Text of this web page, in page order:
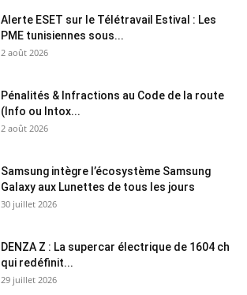
Alerte ESET sur le Télétravail Estival : Les
PME tunisiennes sous...
2 août 2026
Pénalités & Infractions au Code de la route
(Info ou Intox...
2 août 2026
Samsung intègre l’écosystème Samsung
Galaxy aux Lunettes de tous les jours
30 juillet 2026
DENZA Z : La supercar électrique de 1604 ch
qui redéfinit...
29 juillet 2026